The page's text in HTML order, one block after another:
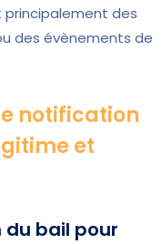
des
des évènements de
notification
et
bail pour